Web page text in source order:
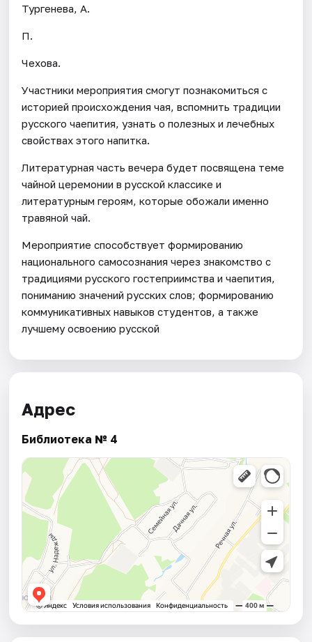
Тургенева, А.
П.
Чехова.
Участники мероприятия смогут познакомиться с
историей происхождения чая, вспомнить традиции
русского чаепития, узнать о полезных и лечебных
свойствах этого напитка.
Литературная часть вечера будет посвящена теме
чайной церемонии в русской классике и
литературным героям, которые обожали именно
травяной чай.
Мероприятие способствует формированию
национального самосознания через знакомство с
традициями русского гостеприимства и чаепития,
пониманию значений русских слов; формированию
коммуникативных навыков студентов, а также
лучшему освоению русской
Адрес
Библиотека № 4